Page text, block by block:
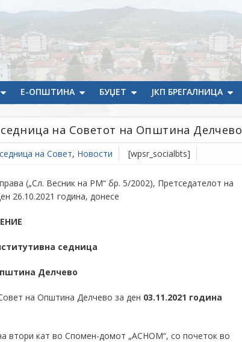
Е-ОПШТИНА БУЏЕТ ЈКП БРЕГАЛНИЦА
на Советот на Општина Делчево
на Совет, Новости [wpsr_socialbts]
(„Сл. Весник на РМ“ бр. 5/2002), Претседателот на
26.10.2021 година, донесe
седница
Делчево
на Општина Делчево за ден 03.11.2021 година
втори кат во Спомен-домот „АСНОМ“, со почеток во